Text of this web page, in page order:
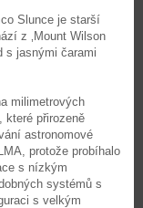
Slunce je starší
z ‚Mount Wilson
s jasnými čarami
milimetrových
které přirozeně
astronomové
protože probíhalo
s nízkým
systémů s
s velkým